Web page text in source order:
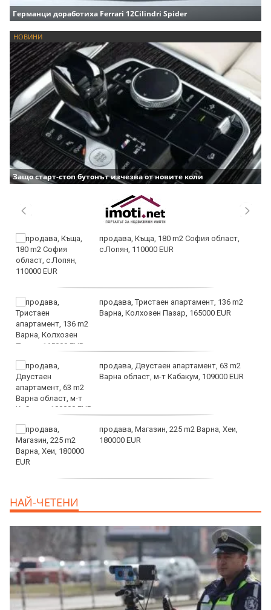
Германци доработиха Ferrari 12Cilindri Spider
НОВИНИ
Защо старт-стоп бутонът изчезва от новите коли
продава, Къща, 180 m2 София област,
с.Лопян, 110000 EUR
продава, Тристаен апартамент, 136 m2
Варна, Колхозен Пазар, 165000 EUR
продава, Двустаен апартамент, 63 m2
Варна област, м-т Кабакум, 109000 EUR
продава, Магазин, 225 m2 Варна, Хеи,
180000 EUR
НАЙ-ЧЕТЕНИ